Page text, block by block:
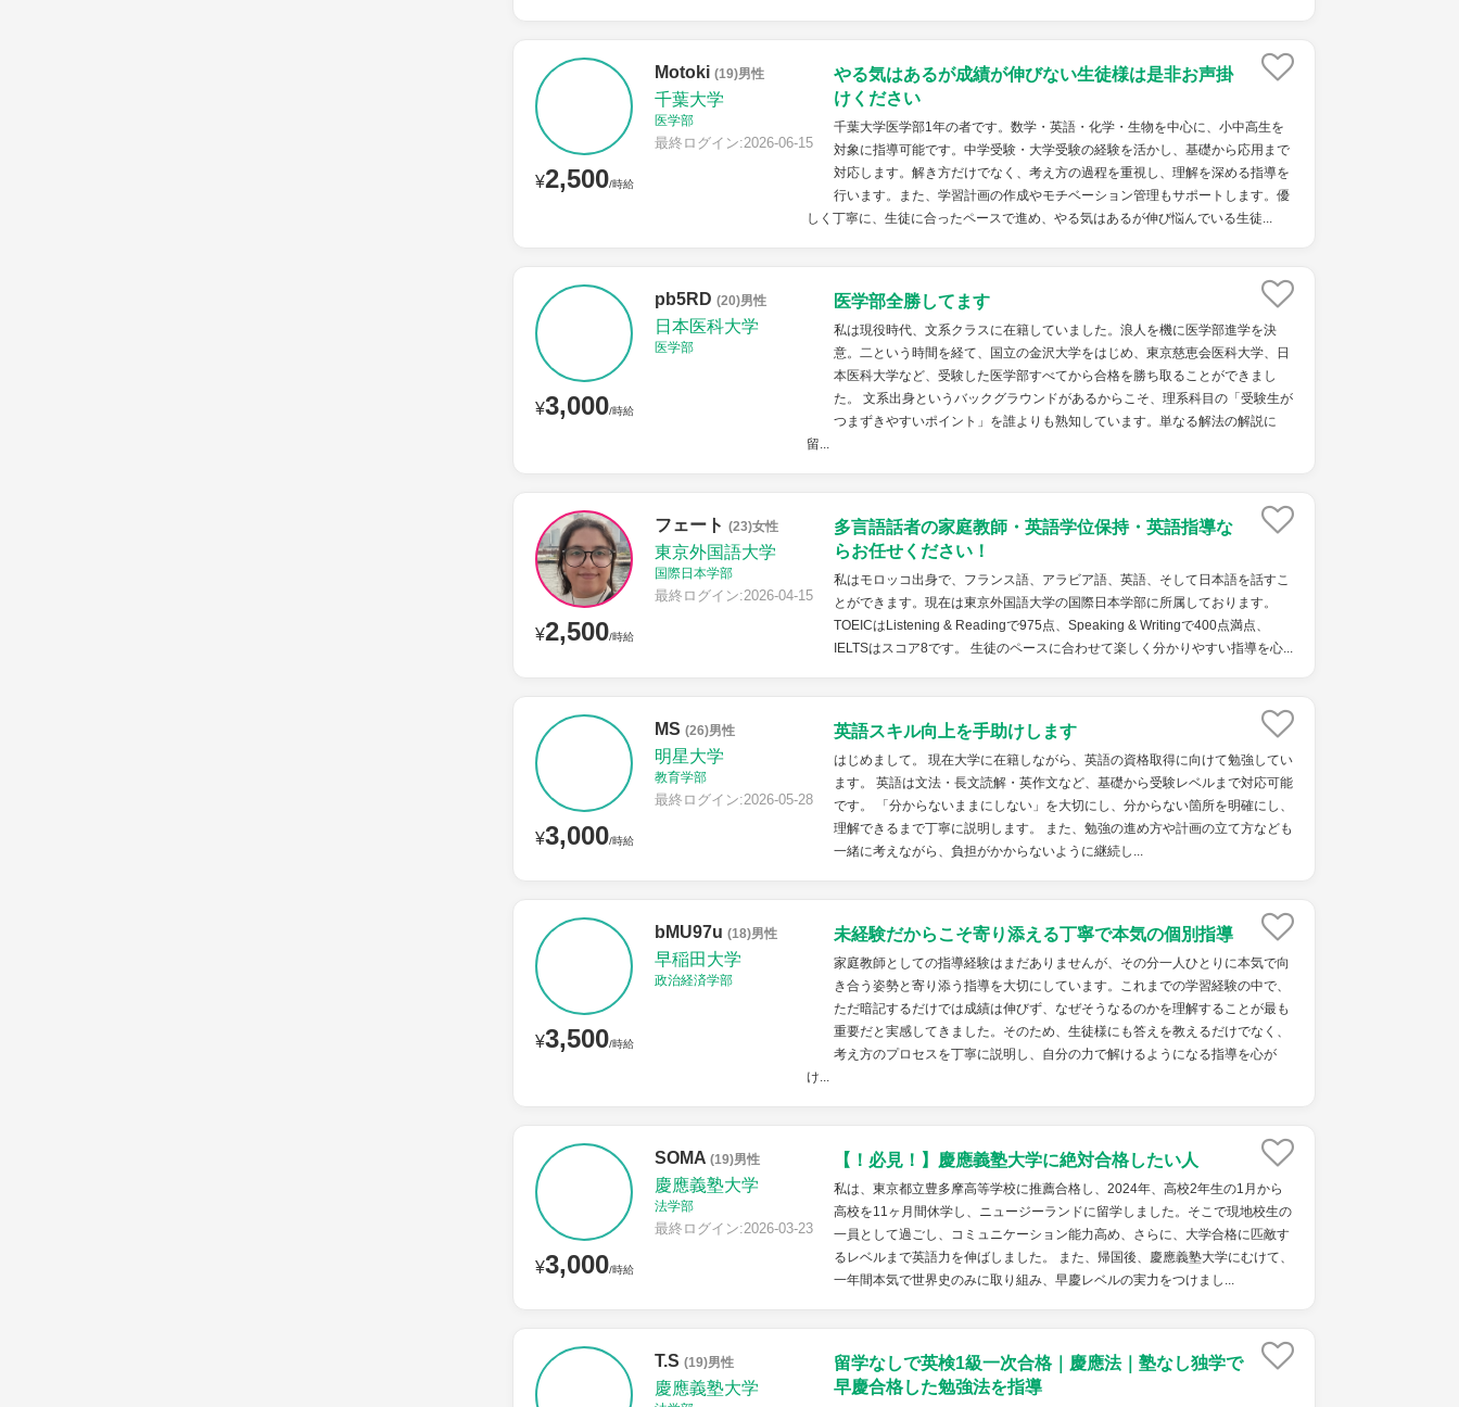
¥2,500/時給
Motoki (19)男性
千葉大学
医学部
最終ログイン:2026-06-15
やる気はあるが成績が伸びない生徒様は是非お声掛
けください
千葉大学医学部1年の者です。数学・英語・化学・生物を中心に、小中高生を
対象に指導可能です。中学受験・大学受験の経験を活かし、基礎から応用まで
対応します。解き方だけでなく、考え方の過程を重視し、理解を深める指導を
行います。また、学習計画の作成やモチベーション管理もサポートします。優
しく丁寧に、生徒に合ったペースで進め、やる気はあるが伸び悩んでいる生徒...
¥3,000/時給
pb5RD (20)男性
日本医科大学
医学部
医学部全勝してます
私は現役時代、文系クラスに在籍していました。浪人を機に医学部進学を決
意。二という時間を経て、国立の金沢大学をはじめ、東京慈恵会医科大学、日
本医科大学など、受験した医学部すべてから合格を勝ち取ることができまし
た。 文系出身というバックグラウンドがあるからこそ、理系科目の「受験生が
つまずきやすいポイント」を誰よりも熟知しています。単なる解法の解説に
留...
¥2,500/時給
フェート (23)女性
東京外国語大学
国際日本学部
最終ログイン:2026-04-15
多言語話者の家庭教師・英語学位保持・英語指導な
らお任せください！
私はモロッコ出身で、フランス語、アラビア語、英語、そして日本語を話すこ
とができます。現在は東京外国語大学の国際日本学部に所属しております。
TOEICはListening & Readingで975点、Speaking & Writingで400点満点、
IELTSはスコア8です。 生徒のペースに合わせて楽しく分かりやすい指導を心...
¥3,000/時給
MS (26)男性
明星大学
教育学部
最終ログイン:2026-05-28
英語スキル向上を手助けします
はじめまして。 現在大学に在籍しながら、英語の資格取得に向けて勉強してい
ます。 英語は文法・長文読解・英作文など、基礎から受験レベルまで対応可能
です。 「分からないままにしない」を大切にし、分からない箇所を明確にし、
理解できるまで丁寧に説明します。 また、勉強の進め方や計画の立て方なども
一緒に考えながら、負担がかからないように継続し...
¥3,500/時給
bMU97u (18)男性
早稲田大学
政治経済学部
未経験だからこそ寄り添える丁寧で本気の個別指導
家庭教師としての指導経験はまだありませんが、その分一人ひとりに本気で向
き合う姿勢と寄り添う指導を大切にしています。これまでの学習経験の中で、
ただ暗記するだけでは成績は伸びず、なぜそうなるのかを理解することが最も
重要だと実感してきました。そのため、生徒様にも答えを教えるだけでなく、
考え方のプロセスを丁寧に説明し、自分の力で解けるようになる指導を心が
け...
¥3,000/時給
SOMA (19)男性
慶應義塾大学
法学部
最終ログイン:2026-03-23
【！必見！】慶應義塾大学に絶対合格したい人
私は、東京都立豊多摩高等学校に推薦合格し、2024年、高校2年生の1月から
高校を11ヶ月間休学し、ニュージーランドに留学しました。そこで現地校生の
一員として過ごし、コミュニケーション能力高め、さらに、大学合格に匹敵す
るレベルまで英語力を伸ばしました。 また、帰国後、慶應義塾大学にむけて、
一年間本気で世界史のみに取り組み、早慶レベルの実力をつけまし...
T.S (19)男性
慶應義塾大学
留学なしで英検1級一次合格｜慶應法｜塾なし独学で
早慶合格した勉強法を指導